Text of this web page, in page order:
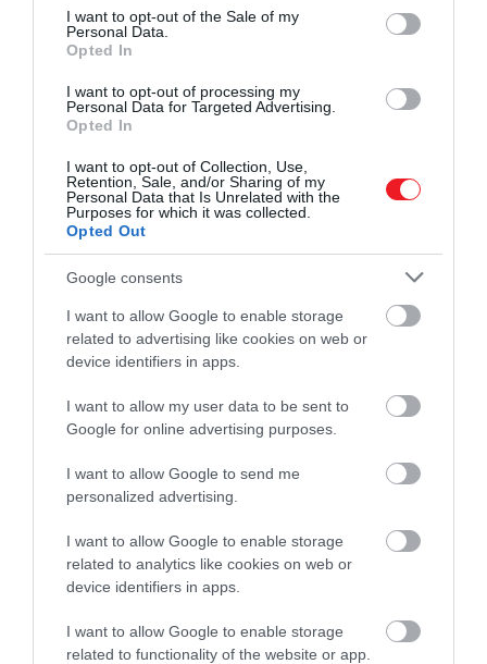
consent section.
I want to opt-out of the Sale of my
Personal Data.
Opted In
I want to opt-out of processing my
Personal Data for Targeted Advertising.
Opted In
I want to opt-out of Collection, Use,
Retention, Sale, and/or Sharing of my
Personal Data that Is Unrelated with the
Purposes for which it was collected.
Opted Out
Google consents
I want to allow Google to enable storage
related to advertising like cookies on web or
device identifiers in apps.
I want to allow my user data to be sent to
Google for online advertising purposes.
I want to allow Google to send me
personalized advertising.
I want to allow Google to enable storage
related to analytics like cookies on web or
device identifiers in apps.
I want to allow Google to enable storage
related to functionality of the website or app.
Június 2-án a kínai Csang'e 6 robot
titokzatos túlsó oldalán, a Déli-sark-Aitken
(SPA) medencében, majd egy bazaltból
készült kínai zászlót is kitűzött a felszínen.
Különleges zászlót tűzött ki
HAMU ÉS GYÉMÁNT
Művelődj, szórakozz, kíváncsiskodj, kóstolgass
és ismerd meg a Hamu és Gyémánt világát!